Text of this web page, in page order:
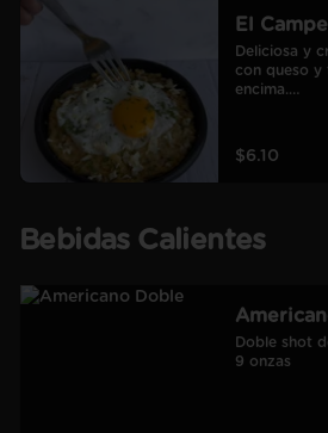
El
Deliciosa y
con queso
encima.
$6.10
Bebidas Calientes
Doble shot
9 onzas